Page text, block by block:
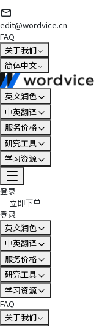
edit@wordvice.cn
FAQ
关于我们
简体中文
英文润色
中英翻译
服务价格
研究工具
学习资源
登录
立即下单
登录
英文润色
中英翻译
服务价格
研究工具
学习资源
FAQ
关于我们